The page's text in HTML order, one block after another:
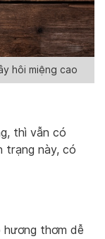
hôi miệng cao
thì vẫn có
trạng này, có
thơm dễ